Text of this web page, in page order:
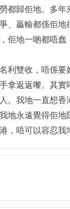
都歸佢地。多年
、贏輸都係佢地
佢地一啲都唔蠢
利雙收，唔係要
拿返返嚟。其實
。我地一直想香
地永遠覺得佢地
，唔可以容忍我